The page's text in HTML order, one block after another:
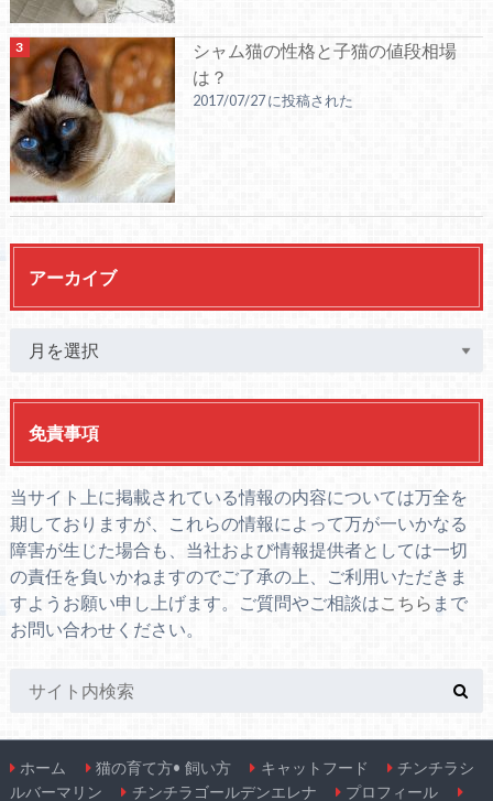
シャム猫の性格と子猫の値段相場
は？
2017/07/27 に投稿された
アーカイブ
免責事項
当サイト上に掲載されている情報の内容については万全を
期しておりますが、これらの情報によって万が一いかなる
障害が生じた場合も、当社および情報提供者としては一切
の責任を負いかねますのでご了承の上、ご利用いただきま
すようお願い申し上げます。ご質問やご相談はこちら まで
お問い合わせください。
ホーム 猫の育て方• 飼い方 キャットフード
チンチラシ
ルバーマリン
チンチラゴールデンエレナ プロフィール